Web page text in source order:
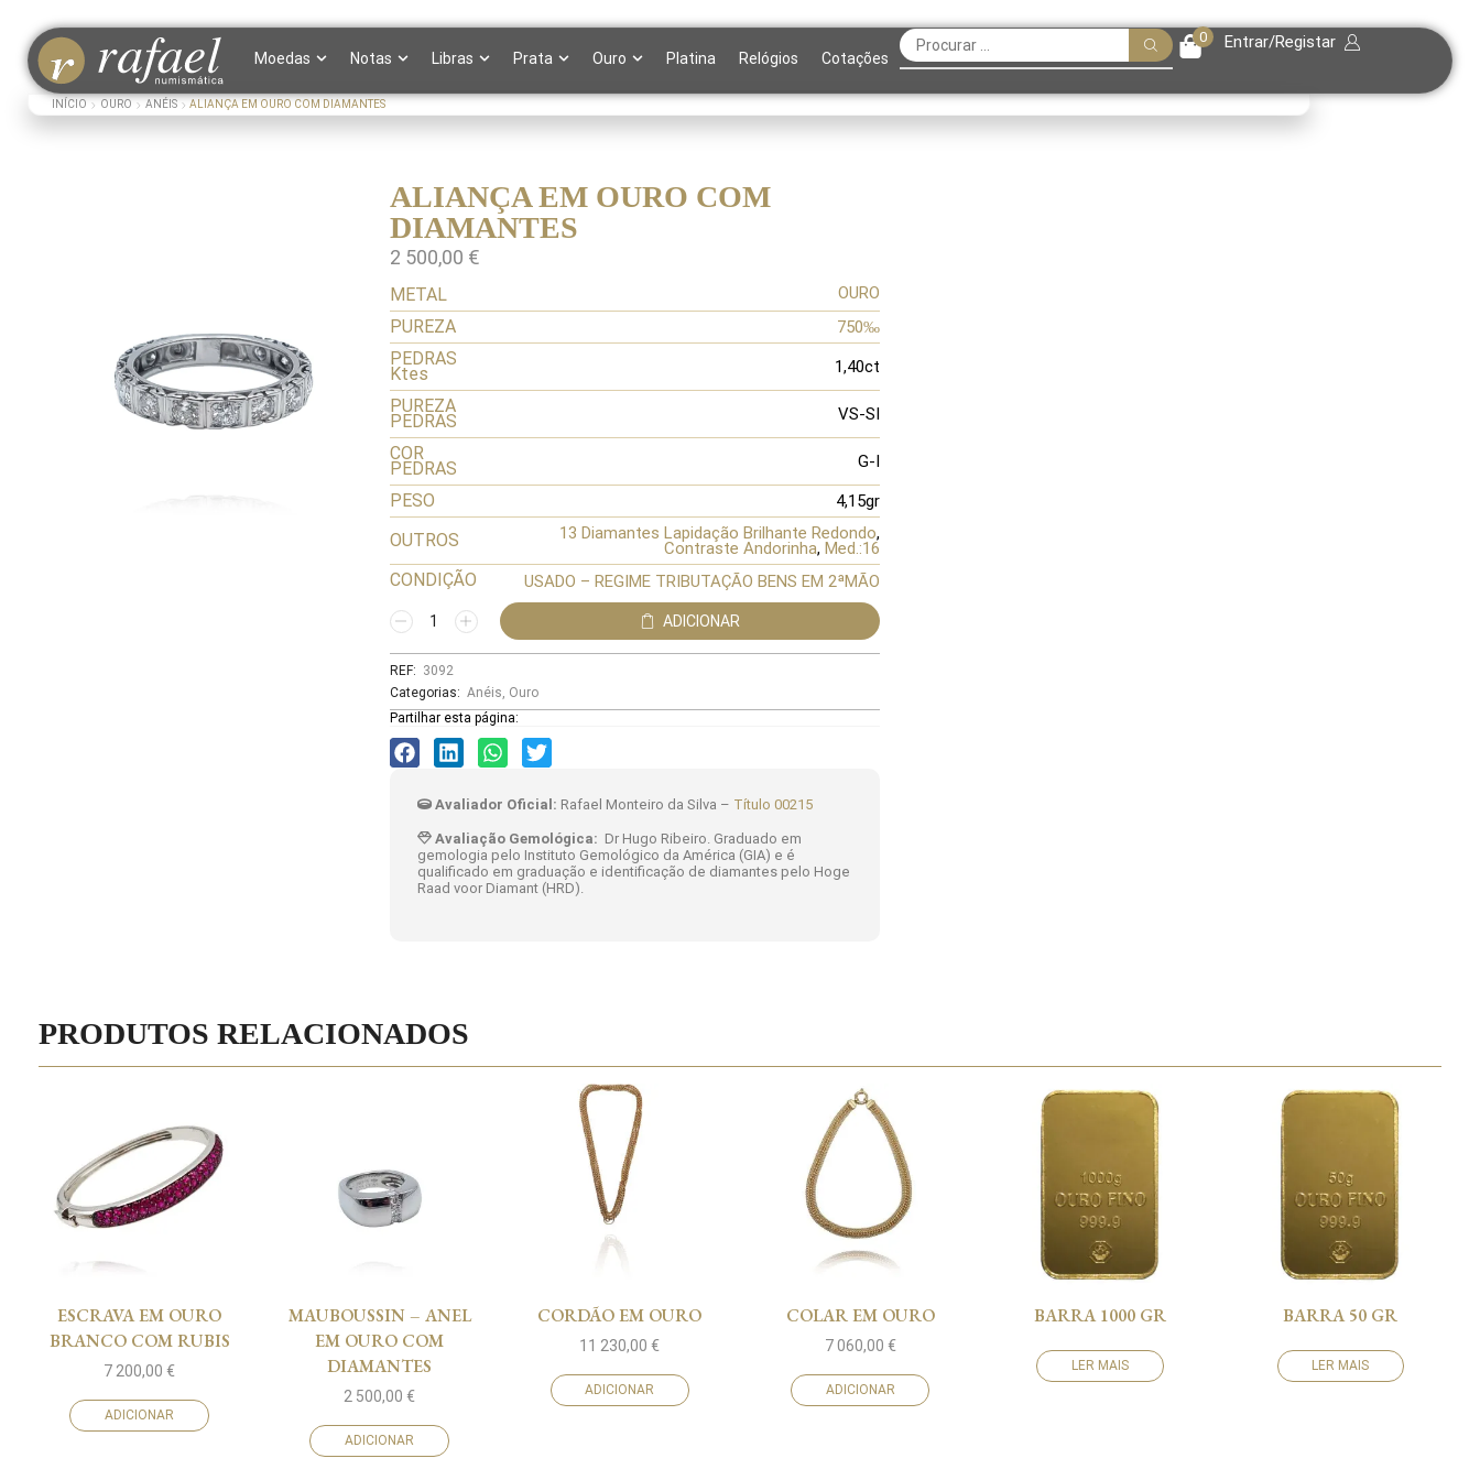
Moedas Notas Libras Prata Ouro Platina Relógios Cotações
0 Entrar/Registar
INÍCIO OURO ANÉIS ALIANÇA EM OURO COM DIAMANTES
ALIANÇA EM OURO COM
DIAMANTES
2 500,00 €
METAL OURO
PUREZA 750‰
PEDRAS
Ktes 1,40ct
PUREZA
PEDRAS VS-SI
COR
PEDRAS G-I
PESO 4,15gr
OUTROS 13 Diamantes Lapidação Brilhante Redondo,
Contraste Andorinha, Med.:16
CONDIÇÃO USADO – REGIME TRIBUTAÇÃO BENS EM 2ªMÃO
ADICIONAR
REF: 3092
Categorias: Anéis, Ouro
Partilhar esta página:
Avaliador Oficial: Rafael Monteiro da Silva – Título 00215
Avaliação Gemológica: Dr Hugo Ribeiro. Graduado em
gemologia pelo Instituto Gemológico da América (GIA) e é
qualificado em graduação e identificação de diamantes pelo Hoge
Raad voor Diamant (HRD).
PRODUTOS RELACIONADOS
ESCRAVA EM OURO
BRANCO COM RUBIS
7 200,00€
ADICIONAR
MAUBOUSSIN – ANEL
EM OURO COM
DIAMANTES
2 500,00€
ADICIONAR
CORDÃO EM OURO
11 230,00€
ADICIONAR
COLAR EM OURO
7 060,00 €
ADICIONAR
BARRA 1000 GR
LER MAIS
BARRA 50 GR
LER MAIS